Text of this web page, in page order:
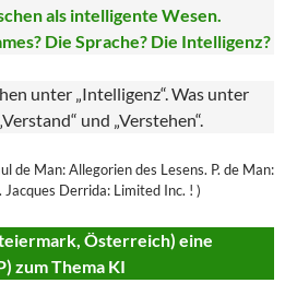
als intelligente Wesen.
Die Sprache? Die Intelligenz?
unter „Intelligenz“. Was unter
und „Verstehen“.
de Man: Allegorien des Lesens. P. de Man:
Derrida: Limited Inc. ! )
Österreich) eine
zum Thema KI